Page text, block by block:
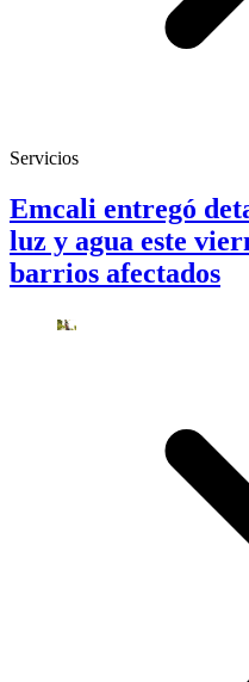
Servicios
Emcali entregó
luz y agua este
barrios afectados